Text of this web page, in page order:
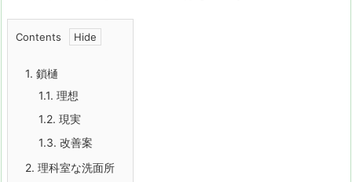
Contents
1. 鎖樋
1.1. 理想
1.2. 現実
1.3. 改善案
2. 理科室な洗面所